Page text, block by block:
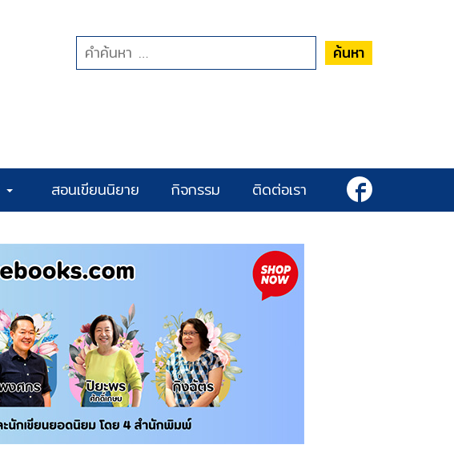
ค้นหา
สอนเขียนนิยาย กิจกรรม ติดต่อเรา